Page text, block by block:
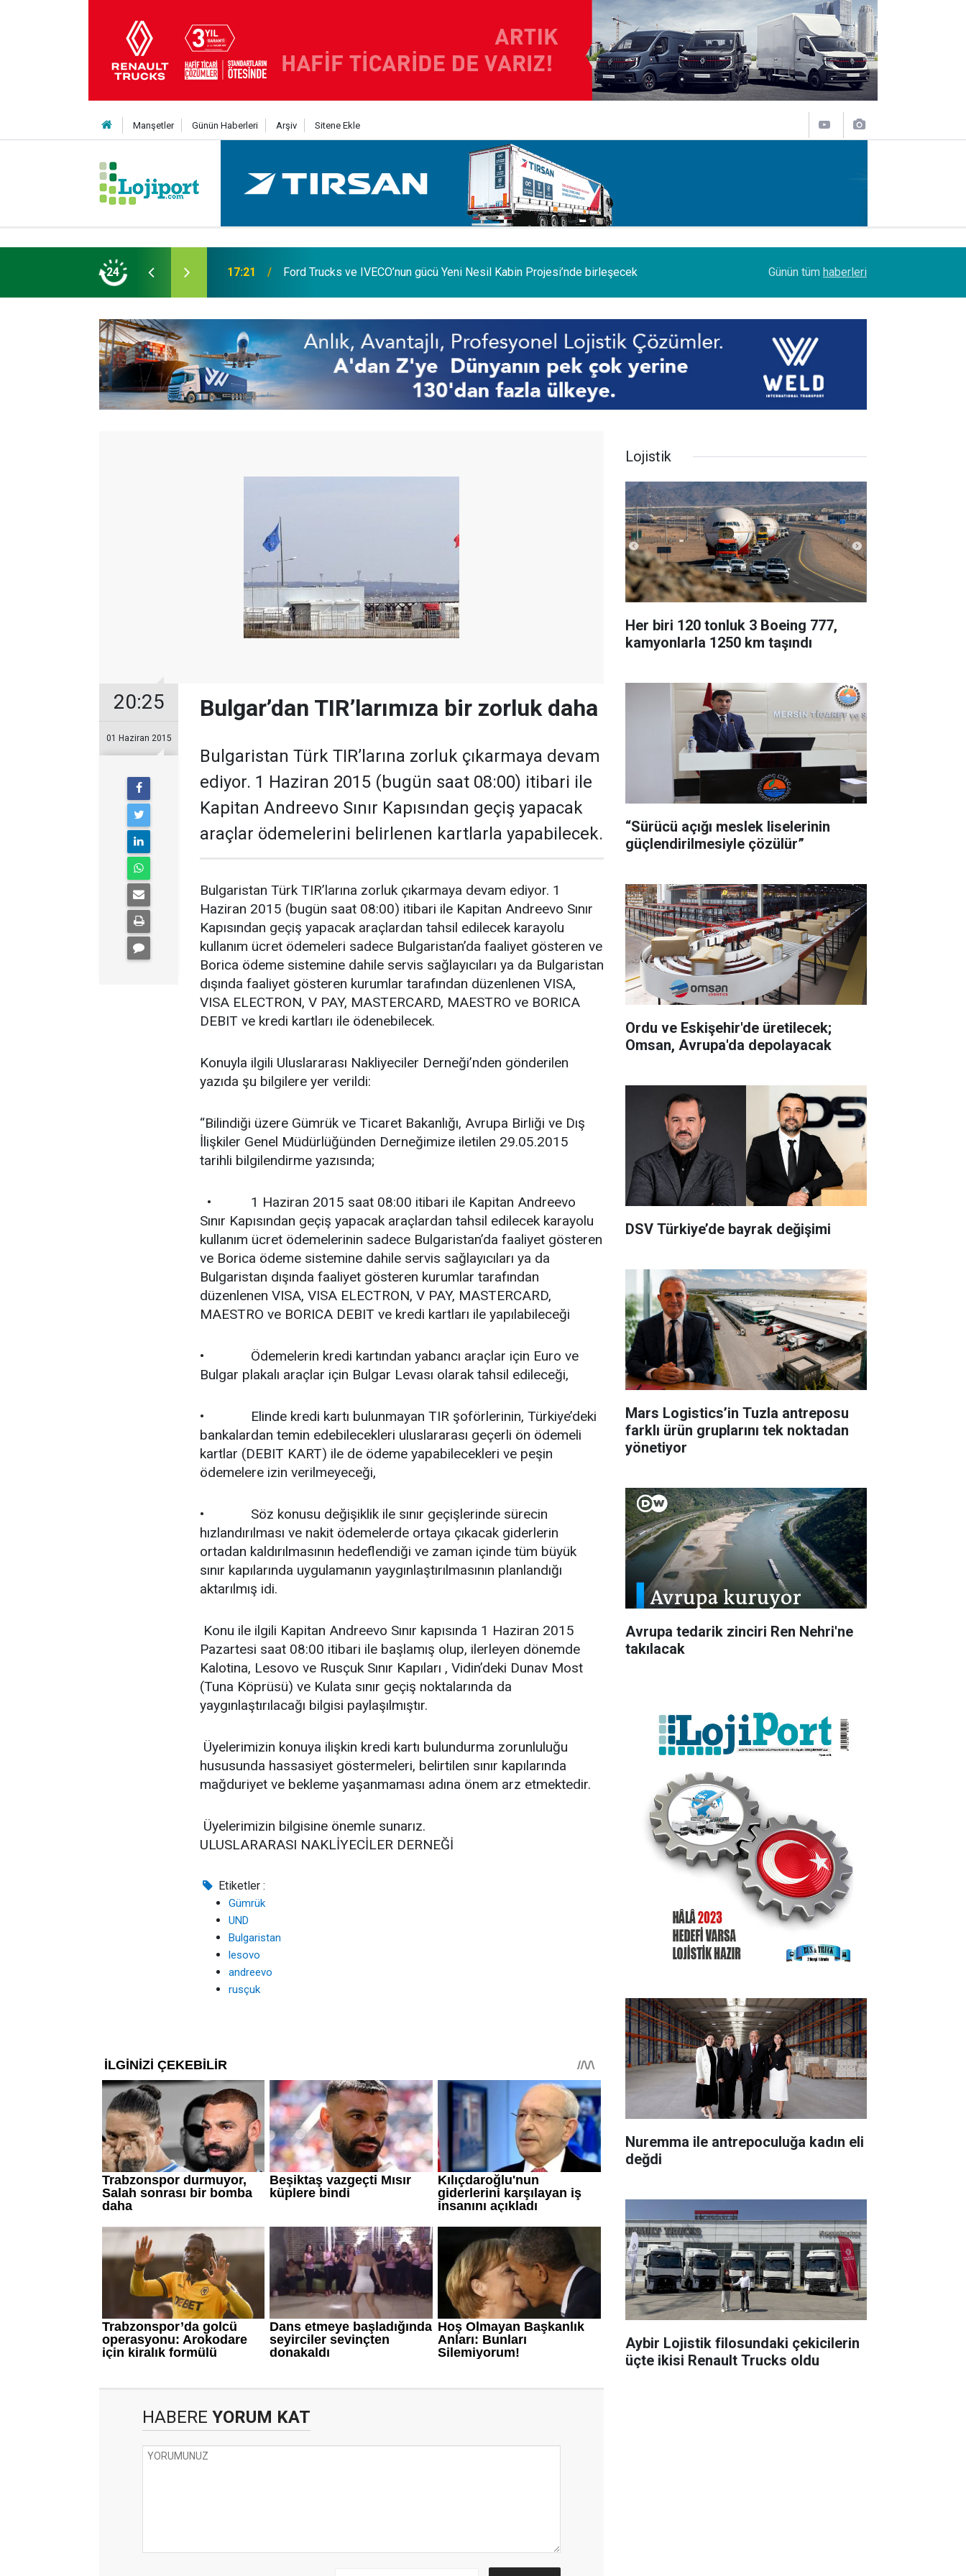
Manşetler Günün Haberleri Arşiv Sitene Ekle
24
Nesil Kabin Projesi’nde birleşecek 10:35 Treylerde iç pazar daraldı, ihracat şaha kalktı Her biri 120 tonluk 3 Boeing 777, kamyonlarla
Günün tüm haberleri
20:25
01 Haziran 2015
Bulgar’dan TIR’larımıza bir zorluk daha
Bulgaristan Türk TIR’larına zorluk çıkarmaya devam
ediyor. 1 Haziran 2015 (bugün saat 08:00) itibari ile
Kapitan Andreevo Sınır Kapısından geçiş yapacak
araçlar ödemelerini belirlenen kartlarla yapabilecek.
Bulgaristan Türk TIR’larına zorluk çıkarmaya devam ediyor. 1
Haziran 2015 (bugün saat 08:00) itibari ile Kapitan Andreevo Sınır
Kapısından geçiş yapacak araçlardan tahsil edilecek karayolu
kullanım ücret ödemeleri sadece Bulgaristan’da faaliyet gösteren ve
Borica ödeme sistemine dahile servis sağlayıcıları ya da Bulgaristan
dışında faaliyet gösteren kurumlar tarafından düzenlenen VISA,
VISA ELECTRON, V PAY, MASTERCARD, MAESTRO ve BORICA
DEBIT ve kredi kartları ile ödenebilecek.
Konuyla ilgili Uluslararası Nakliyeciler Derneği’nden gönderilen
yazıda şu bilgilere yer verildi:
“Bilindiği üzere Gümrük ve Ticaret Bakanlığı, Avrupa Birliği ve Dış
İlişkiler Genel Müdürlüğünden Derneğimize iletilen 29.05.2015
tarihli bilgilendirme yazısında;
• 1 Haziran 2015 saat 08:00 itibari ile Kapitan Andreevo
Sınır Kapısından geçiş yapacak araçlardan tahsil edilecek karayolu
kullanım ücret ödemelerinin sadece Bulgaristan’da faaliyet gösteren
ve Borica ödeme sistemine dahile servis sağlayıcıları ya da
Bulgaristan dışında faaliyet gösteren kurumlar tarafından
düzenlenen VISA, VISA ELECTRON, V PAY, MASTERCARD,
MAESTRO ve BORICA DEBIT ve kredi kartları ile yapılabileceği
• Ödemelerin kredi kartından yabancı araçlar için Euro ve
Bulgar plakalı araçlar için Bulgar Levası olarak tahsil edileceği,
• Elinde kredi kartı bulunmayan TIR şoförlerinin, Türkiye’deki
bankalardan temin edebilecekleri uluslararası geçerli ön ödemeli
kartlar (DEBIT KART) ile de ödeme yapabilecekleri ve peşin
ödemelere izin verilmeyeceği,
• Söz konusu değişiklik ile sınır geçişlerinde sürecin
hızlandırılması ve nakit ödemelerde ortaya çıkacak giderlerin
ortadan kaldırılmasının hedeflendiği ve zaman içinde tüm büyük
sınır kapılarında uygulamanın yaygınlaştırılmasının planlandığı
aktarılmış idi.
Konu ile ilgili Kapitan Andreevo Sınır kapısında 1 Haziran 2015
Pazartesi saat 08:00 itibari ile başlamış olup, ilerleyen dönemde
Kalotina, Lesovo ve Rusçuk Sınır Kapıları , Vidin’deki Dunav Most
(Tuna Köprüsü) ve Kulata sınır geçiş noktalarında da
yaygınlaştırılacağı bilgisi paylaşılmıştır.
Üyelerimizin konuya ilişkin kredi kartı bulundurma zorunluluğu
hususunda hassasiyet göstermeleri, belirtilen sınır kapılarında
mağduriyet ve bekleme yaşanmaması adına önem arz etmektedir.
Üyelerimizin bilgisine önemle sunarız.
ULUSLARARASI NAKLİYECİLER DERNEĞİ
Etiketler :
Gümrük
UND
Bulgaristan
lesovo
andreevo
rusçuk
HABERE YORUM KAT
Lojistik
Her biri 120 tonluk 3 Boeing 777,
kamyonlarla 1250 km taşındı
“Sürücü açığı meslek liselerinin
güçlendirilmesiyle çözülür”
Ordu ve Eskişehir'de üretilecek;
Omsan, Avrupa'da depolayacak
DSV Türkiye’de bayrak değişimi
Mars Logistics’in Tuzla antreposu
farklı ürün gruplarını tek noktadan
yönetiyor
Avrupa tedarik zinciri Ren Nehri'ne
takılacak
Nuremma ile antrepoculuğa kadın eli
değdi
Aybir Lojistik filosundaki çekicilerin
üçte ikisi Renault Trucks oldu